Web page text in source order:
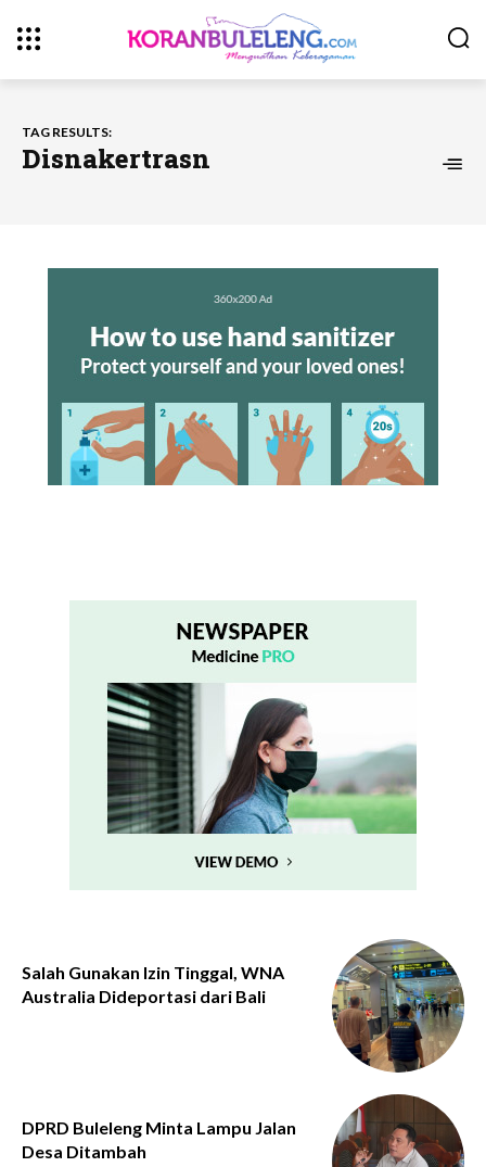
TAG RESULTS:
Disnakertrasn
Salah Gunakan Izin Tinggal, WNA
Australia Dideportasi dari Bali
DPRD Buleleng Minta Lampu Jalan
Desa Ditambah